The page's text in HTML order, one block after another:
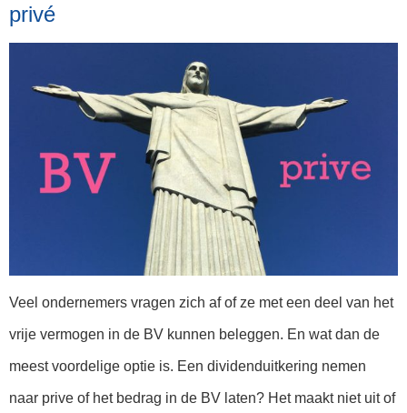
privé
Veel ondernemers vragen zich af of ze met een deel van het
vrije vermogen in de BV kunnen beleggen. En wat dan de
meest voordelige optie is. Een dividenduitkering nemen
naar prive of het bedrag in de BV laten? Het maakt niet uit of